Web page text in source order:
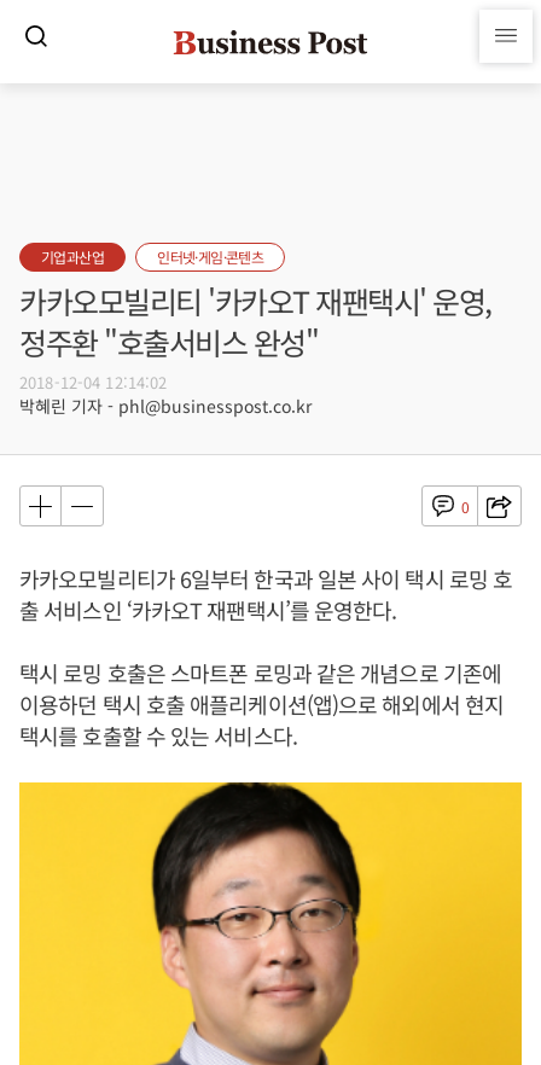
기업과산업 인터넷·게임·콘텐츠
카카오모빌리티 '카카오T 재팬택시' 운영,
정주환 "호출서비스 완성"
2018-12-04 12:14:02
박혜린 기자 - phl@businesspost.co.kr
0
카카오모빌리티가 6일부터 한국과 일본 사이 택시 로밍 호
출 서비스인 ‘카카오T 재팬택시’를 운영한다.
택시 로밍 호출은 스마트폰 로밍과 같은 개념으로 기존에
이용하던 택시 호출 애플리케이션(앱)으로 해외에서 현지
택시를 호출할 수 있는 서비스다.